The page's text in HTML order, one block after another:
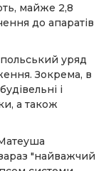
майже 2,8
до апаратів
уряд
Зокрема, в
і
а також
"найважчий